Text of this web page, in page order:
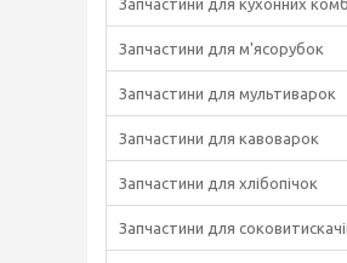
Запчастини для кухонних
Запчастини для м'ясорубок
Запчастини для мультиварок
Запчастини для кавоварок
Запчастини для хлібопічок
Запчастини для